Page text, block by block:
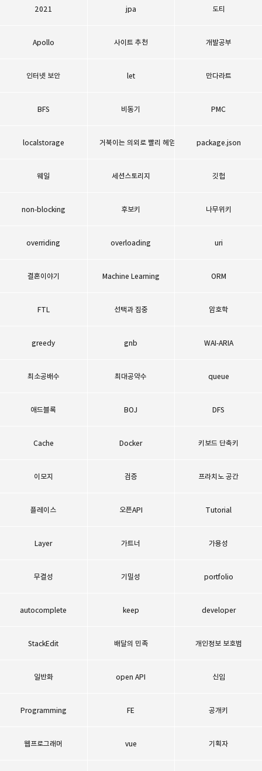
2021 jpa 도티
Apollo 사이트 추천 개발공부
인터넷 보안 let 만다라트
BFS 비동기 PMC
localstorage 거북이는 의외로 빨리 헤엄친다 package.json
웨일 세션스토리지 깃헙
non-blocking 후보키 나무위키
overriding overloading uri
결혼이야기 Machine Learning ORM
FTL 선택과 집중 암호학
greedy gnb WAI-ARIA
최소공배수 최대공약수 queue
애드블록 BOJ DFS
Cache Docker 키보드 단축키
이모지 검증 프라치노 공간
플레이스 오픈API Tutorial
Layer 가트너 가용성
무결성 기밀성 portfolio
autocomplete keep developer
StackEdit 배달의 민족 개인정보 보호법
일반화 open API 신입
Programming FE 공개키
웹프로그래머 vue 기획자